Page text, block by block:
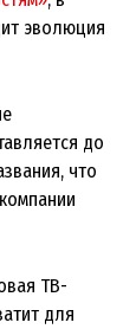
эволюция
до
что
ТВ-
для